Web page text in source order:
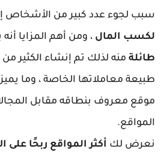
سبب لجوء عدد كبير من الأشخاص
لكسب المال ، ومن أهم المزايا
طائلة منه لذلك تم إنشاء الكثير
طبيعة معاملاتها الخاصة ، وما
موقع معروف بنطاقه مقابل
المواقع.
نعرض لك أكثر المواقع ربحًا على